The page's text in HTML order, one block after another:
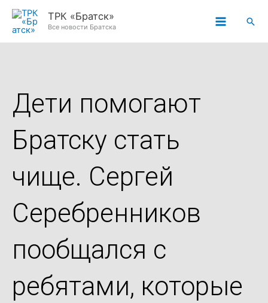
Перейти
ТРК «Братск»
Все новости Братска
Дети помогают
Братску стать
чище. Сергей
Серебренников
пообщался с
ребятами, которые